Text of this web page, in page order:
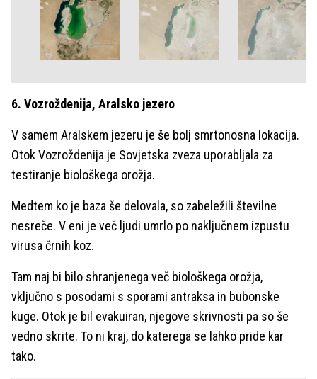
6. Vozroždenija, Aralsko jezero
V samem Aralskem jezeru je še bolj smrtonosna lokacija.
Otok Vozroždenija je Sovjetska zveza uporabljala za
testiranje biološkega orožja.
Medtem ko je baza še delovala, so zabeležili številne
nesreče. V eni je več ljudi umrlo po naključnem izpustu
virusa črnih koz.
Tam naj bi bilo shranjenega več biološkega orožja,
vključno s posodami s sporami antraksa in bubonske
kuge. Otok je bil evakuiran, njegove skrivnosti pa so še
vedno skrite. To ni kraj, do katerega se lahko pride kar
tako.